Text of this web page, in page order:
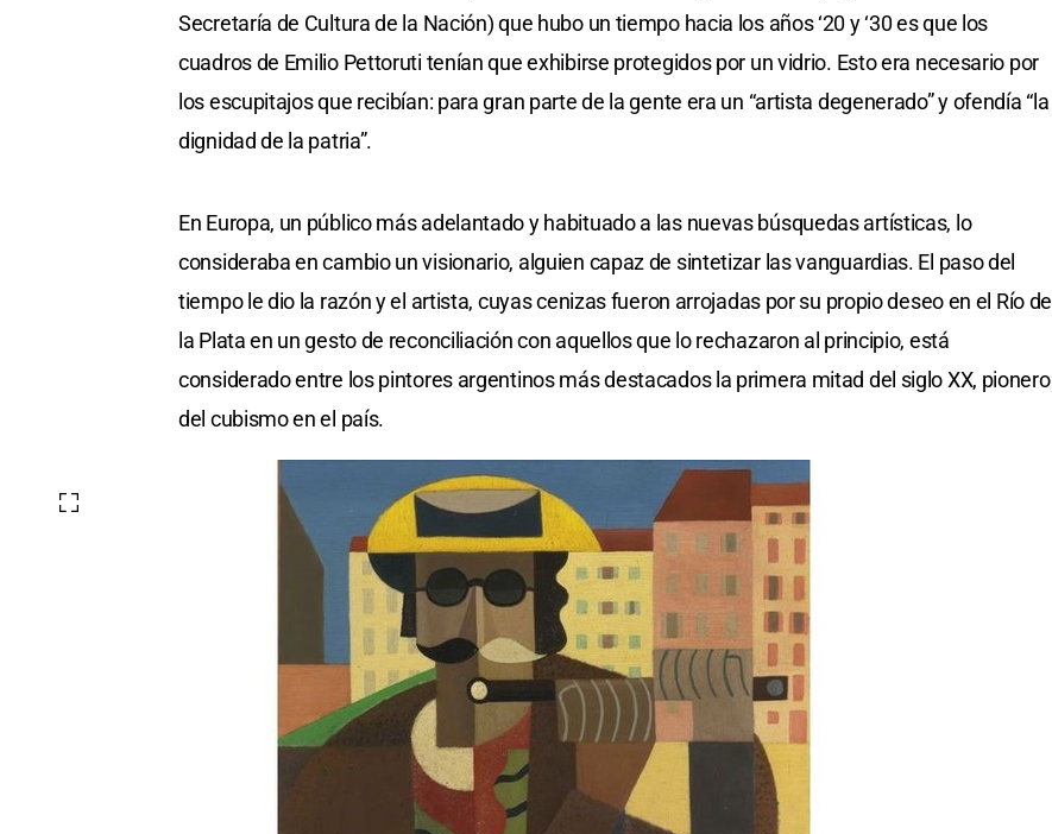
Secretaría de Cultura de la Nación) que hubo un tiempo hacia los años ‘20 y ‘30 es que los
cuadros de Emilio Pettoruti tenían que exhibirse protegidos por un vidrio. Esto era necesario por
los escupitajos que recibían: para gran parte de la gente era un “artista degenerado” y ofendía “la
dignidad de la patria”.
En Europa, un público más adelantado y habituado a las nuevas búsquedas artísticas, lo
consideraba en cambio un visionario, alguien capaz de sintetizar las vanguardias. El paso del
tiempo le dio la razón y el artista, cuyas cenizas fueron arrojadas por su propio deseo en el Río de
la Plata en un gesto de reconciliación con aquellos que lo rechazaron al principio, está
considerado entre los pintores argentinos más destacados la primera mitad del siglo XX, pionero
del cubismo en el país.